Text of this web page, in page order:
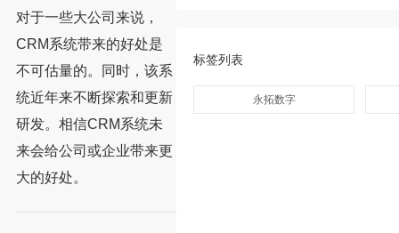
对于一些大公司来说，
CRM系统带来的好处是
不可估量的。同时，该系
统近年来不断探索和更新
研发。相信CRM系统未
来会给公司或企业带来更
大的好处。
标签列表
永拓数字